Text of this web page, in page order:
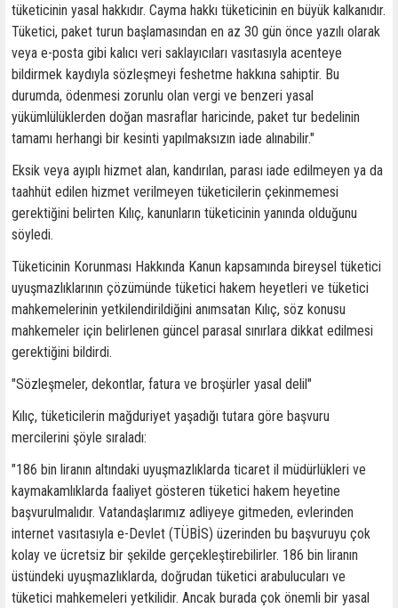
tüketicinin yasal hakkıdır. Cayma hakkı tüketicinin en büyük kalkanıdır.
Tüketici, paket turun başlamasından en az 30 gün önce yazılı olarak
veya e-posta gibi kalıcı veri saklayıcıları vasıtasıyla acenteye
bildirmek kaydıyla sözleşmeyi feshetme hakkına sahiptir. Bu
durumda, ödenmesi zorunlu olan vergi ve benzeri yasal
yükümlülüklerden doğan masraflar haricinde, paket tur bedelinin
tamamı herhangi bir kesinti yapılmaksızın iade alınabilir."
Eksik veya ayıplı hizmet alan, kandırılan, parası iade edilmeyen ya da
taahhüt edilen hizmet verilmeyen tüketicilerin çekinmemesi
gerektiğini belirten Kılıç, kanunların tüketicinin yanında olduğunu
söyledi.
Tüketicinin Korunması Hakkında Kanun kapsamında bireysel tüketici
uyuşmazlıklarının çözümünde tüketici hakem heyetleri ve tüketici
mahkemelerinin yetkilendirildiğini anımsatan Kılıç, söz konusu
mahkemeler için belirlenen güncel parasal sınırlara dikkat edilmesi
gerektiğini bildirdi.
"Sözleşmeler, dekontlar, fatura ve broşürler yasal delil"
Kılıç, tüketicilerin mağduriyet yaşadığı tutara göre başvuru
mercilerini şöyle sıraladı:
"186 bin liranın altındaki uyuşmazlıklarda ticaret il müdürlükleri ve
kaymakamlıklarda faaliyet gösteren tüketici hakem heyetine
başvurulmalıdır. Vatandaşlarımız adliyeye gitmeden, evlerinden
internet vasıtasıyla e-Devlet (TÜBİS) üzerinden bu başvuruyu çok
kolay ve ücretsiz bir şekilde gerçekleştirebilirler. 186 bin liranın
üstündeki uyuşmazlıklarda, doğrudan tüketici arabulucuları ve
tüketici mahkemeleri yetkilidir. Ancak burada çok önemli bir yasal